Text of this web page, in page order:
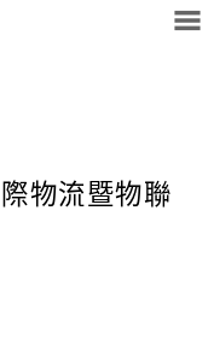
物流暨物聯